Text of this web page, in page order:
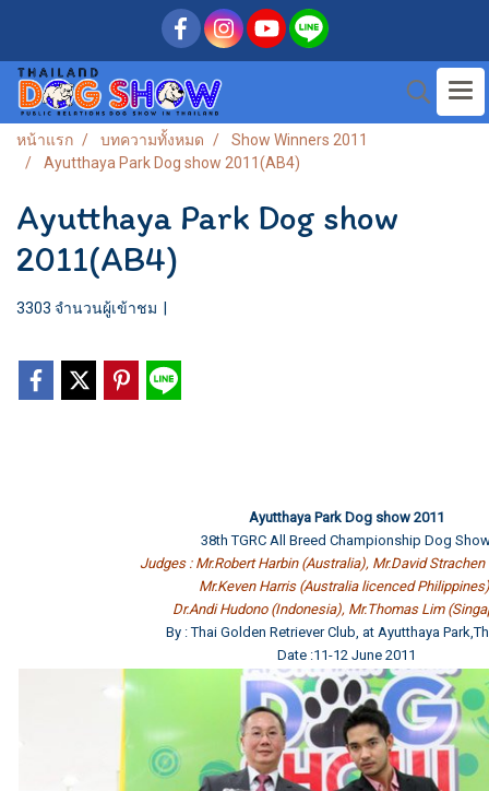
หน้าแรก บทความทั้งหมด
Show Winners 2011
Ayutthaya Park Dog show 2011(AB4)
Ayutthaya Park Dog show
2011(AB4)
3303 จำนวนผู้เข้าชม
Ayutthaya Park Dog show 2011
38th TGRC All Breed Championship Dog
Judges : Mr.Robert Harbin (Australia), Mr.David
Mr.Keven Harris (Australia licenced
Dr.Andi Hudono (Indonesia), Mr.Thomas Lim
By : Thai Golden Retriever Club, at Ayutthaya
Date :11-12 June 2011